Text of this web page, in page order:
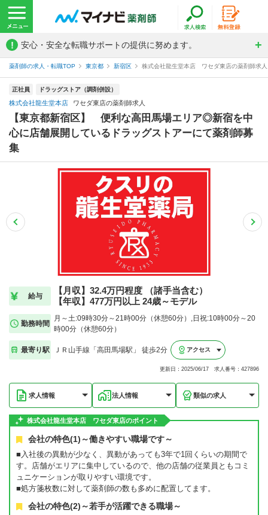
! 安心・安全な転職サポートの提供に努めます。
薬剤師の求人・転職TOP 東京都 新宿区 株式会社龍生堂本店 ワセダ東店の薬剤師求人
正社員 ドラッグストア（調剤併設）
株式会社龍生堂本店 ワセダ東店の薬剤師求人
【東京都新宿区】 便利な高田馬場エリア◎新宿を中
心に店舗展開しているドラッグストアーにて薬剤師募
集
給与
【月収】32.4万円程度 （諸手当含む）
【年収】477万円以上 24歳～モデル
勤務時間
月～土:09時30分～21時00分（休憩60分）,日祝:10時00分～20
時00分（休憩60分）
最寄り駅 ＪＲ山手線「高田馬場駅」 徒歩2分 アクセス
更新日：2025/06/17 求人番号：427896
求人情報 法人情報 類似の求人
株式会社龍生堂本店 ワセダ東店のポイント
会社の特色(1)～働きやすい職場です～
■入社後の異動が少なく、異動があっても3年で1回くらいの期間で
す。店舗がエリアに集中しているので、他の店舗の従業員ともコミ
ュニケーションが取りやすい環境です。
■処方箋枚数に対して薬剤師の数も多めに配置してます。
会社の特色(2)～若手が活躍できる職場～